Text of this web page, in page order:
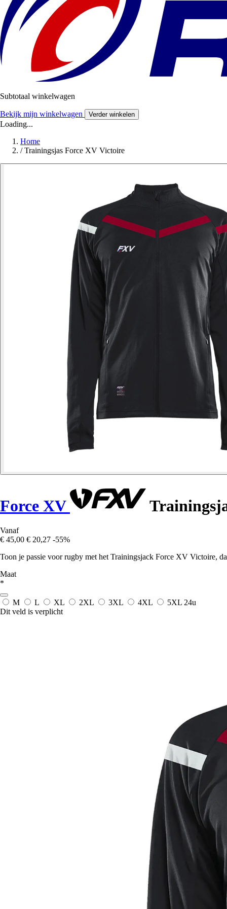
Subtotaal winkelwagen
Bekijk mijn winkelwagen Verder winkelen
Loading...
Home
/ Trainingsjas Force XV Victoire
Force XV
Vanaf
€ 45,00 € 20,27 -55%
Toon je passie voor rugby met het Trainingsjack Force XV Victoire,
Maat
*
M L XL 2XL 3XL 4XL 5XL 24u
Dit veld is verplicht